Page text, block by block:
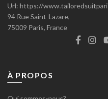
Url: https://
94 Rue Saint-Lazare,
75009 Paris, France
À PROPOS